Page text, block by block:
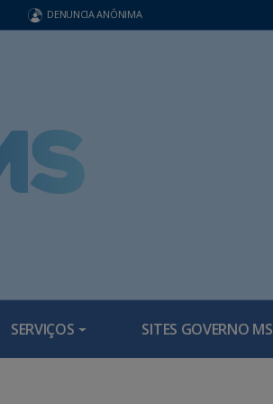
DENUNCIA ANÔNIMA
SERVIÇOS SITES GOVERNO MS